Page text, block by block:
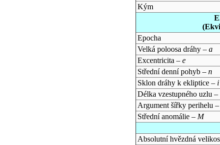
Kým
Epocha
Velká poloosa dráhy – a
Excentricita – e
Střední denní pohyb – n
Sklon dráhy k ekliptice – i
Délka vzestupného uzlu –
Argument šířky perihelu
Střední anomálie – M
Absolutní hvězdná